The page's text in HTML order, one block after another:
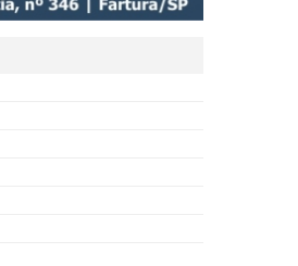
Tradição, tecnologia e